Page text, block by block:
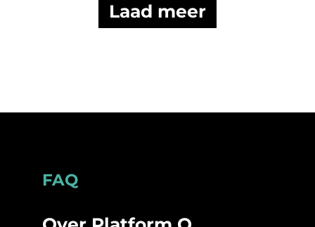
Laad meer
Footer
FAQ